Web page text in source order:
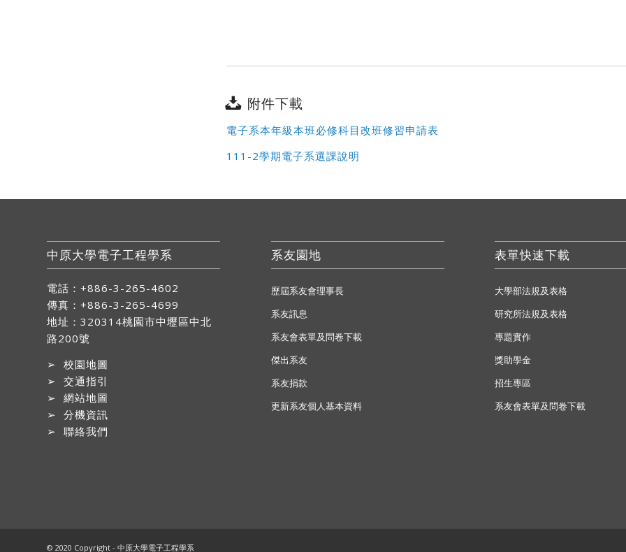
附件下載
電子系本年級本班必修科目改班修習申請表
111-2學期電子系選課說明
中原大學電子工程學系
電話：+886-3-265-4602
傳真：+886-3-265-4699
地址： 320314桃園市中壢區中北
路200號
➢ 校園地圖
➢ 交通指引
➢ 網站地圖
➢ 分機資訊
➢ 聯絡我們
系友園地
歷屆系友會理事長
系友訊息
系友會表單及問卷下載
傑出系友
系友捐款
更新系友個人基本資料
表單快速下載
大學部法規及表格
研究所法規及表格
專題實作
獎助學金
招生專區
系友會表單及問卷下載
© 2020 Copyright - 中原大學電子工程學系